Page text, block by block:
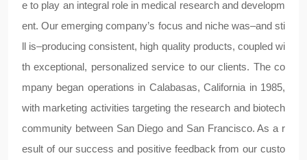
e to play an integral role in medical research and developm
ent. Our emerging company’s focus and niche was–and sti
ll is–producing consistent, high quality products, coupled wi
th exceptional, personalized service to our clients. The co
mpany began operations in Calabasas, California in 1985,
with marketing activities targeting the research and biotech
community between San Diego and San Francisco. As a r
esult of our success and positive feedback from our custo